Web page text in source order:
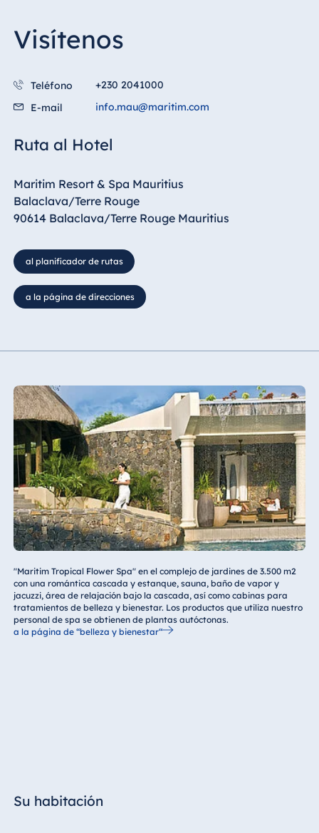
Visítenos
Teléfono
+230 2041000
E-mail
info.mau@maritim.com
Ruta al Hotel
Maritim Resort & Spa Mauritius
Balaclava/Terre Rouge
90614 Balaclava/Terre Rouge Mauritius
al planificador de rutas
a la página de direcciones
"Maritim Tropical Flower Spa" en el complejo de jardines de 3.500 m2
con una romántica cascada y estanque, sauna, baño de vapor y
jacuzzi, área de relajación bajo la cascada, así como cabinas para
tratamientos de belleza y bienestar. Los productos que utiliza nuestro
personal de spa se obtienen de plantas autóctonas.
a la página de “belleza y bienestar“
Su habitación